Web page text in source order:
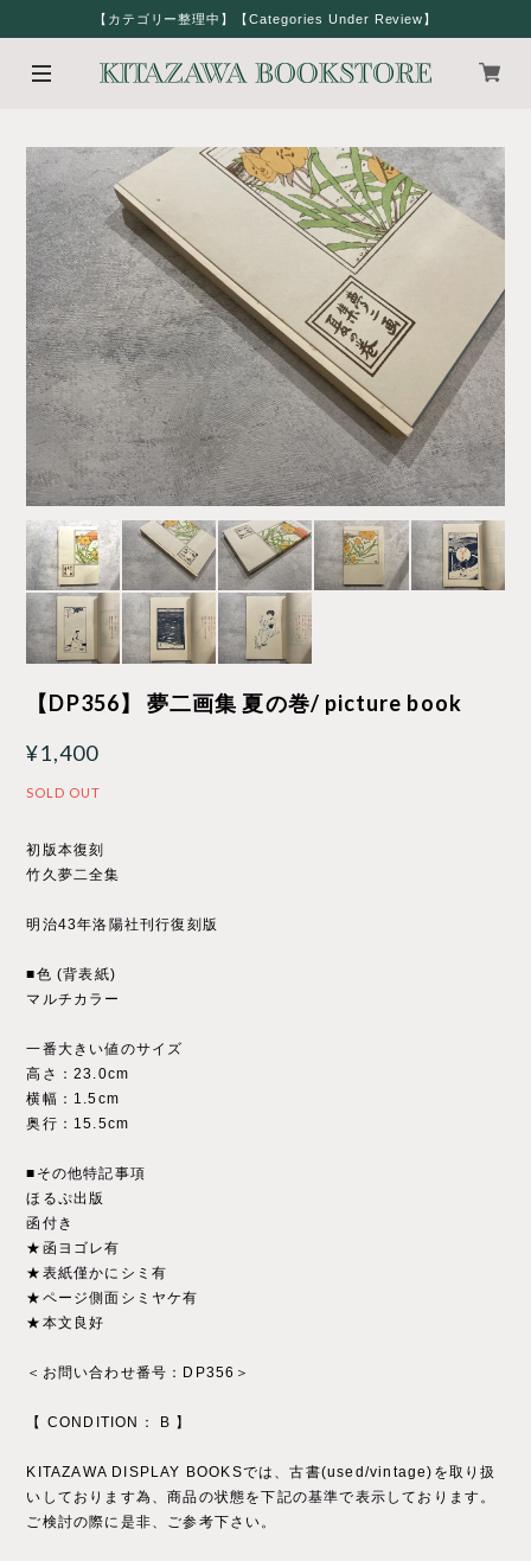
【カテゴリー整理中】【Categories Under Review】
【DP356】 夢二画集 夏の巻/ picture book
¥1,400
SOLD OUT
初版本復刻
竹久夢二全集
明治43年洛陽社刊行復刻版
■色 (背表紙)
マルチカラー
一番大きい値のサイズ
高さ：23.0cm
横幅：1.5cm
奥行：15.5cm
■その他特記事項
ほるぷ出版
函付き
★函ヨゴレ有
★表紙僅かにシミ有
★ページ側面シミヤケ有
★本文良好
＜お問い合わせ番号：DP356＞
【 CONDITION： B 】
KITAZAWA DISPLAY BOOKSでは、古書(used/vintage)を取り扱
いしております為、商品の状態を下記の基準で表示しております。
ご検討の際に是非、ご参考下さい。